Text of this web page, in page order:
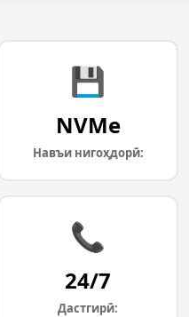
💾
NVMe
Навъи нигоҳдорӣ:
📞
24/7
Дастгирӣ: